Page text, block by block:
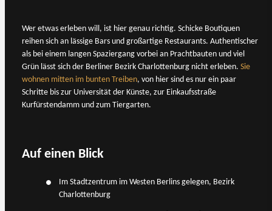
Wer etwas erleben will, ist hier genau richtig. Schicke Boutiquen
reihen sich an lässige Bars und großartige Restaurants. Authentischer
als bei einem langen Spaziergang vorbei an Prachtbauten und viel
Grün lässt sich der Berliner Bezirk Charlottenburg nicht erleben. Sie
wohnen mitten im bunten Treiben, von hier sind es nur ein paar
Schritte bis zur Universität der Künste, zur Einkaufsstraße
Kurfürstendamm und zum Tiergarten.
Auf einen Blick
Im Stadtzentrum im Westen Berlins gelegen, Bezirk
Charlottenburg